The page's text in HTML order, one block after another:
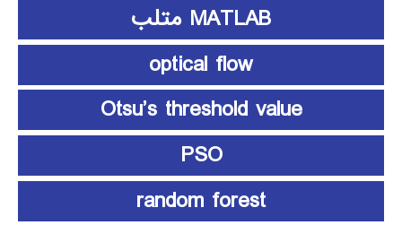
MATLAB متلب
optical flow
Otsu’s threshold value
PSO
random forest